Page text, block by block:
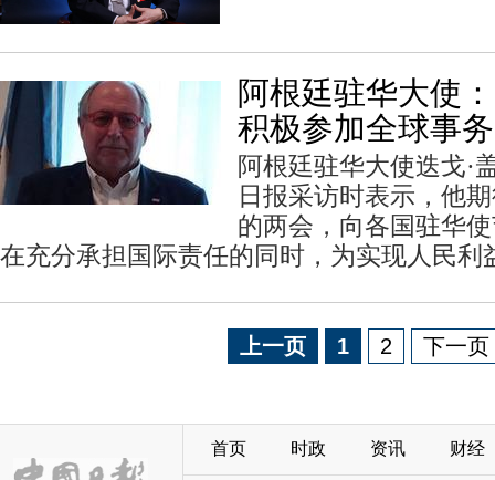
阿根廷驻华大使
积极参加全球事
阿根廷驻华大使迭戈·
日报采访时表示，他
的两会，向各国驻华
在充分承担国际责任的同时，为实现人民利
上一页 1 2 下一页
首页 时政 资讯 财经